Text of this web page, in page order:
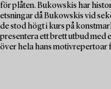
för plåten. Bukowskis har
etsningar då Bukowskis vid
de stod högt i kurs på
presentera ett brett utbud med
över hela hans motivrepertoar